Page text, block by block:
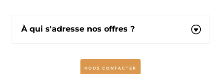
À qui s'adresse nos offres ?
NOUS CONTACTER